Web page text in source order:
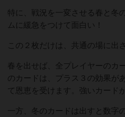
特に、戦況を一変させる春と冬
ムに緩急をつけて面白い！
この２枚だけは、共通の場に出
春を出せば、全プレイヤーのカ
のカードは、プラス３の効果が
て恩恵を受けます。強いカード
一方、冬のカードは出すと数字